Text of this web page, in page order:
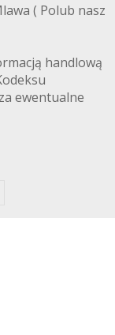
( Polub nasz
handlową
ewentualne